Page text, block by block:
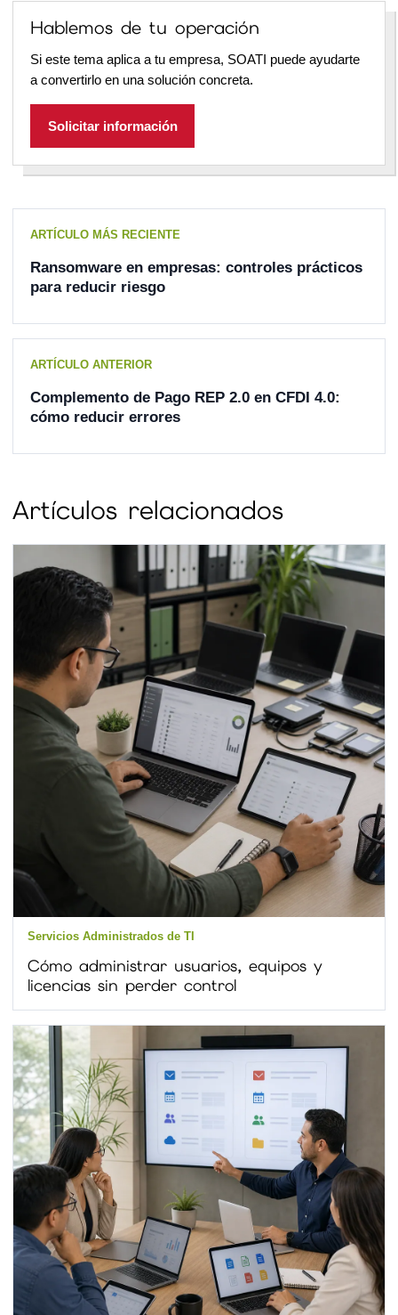
Hablemos de tu operación
Si este tema aplica a tu empresa, SOATI puede ayudarte
a convertirlo en una solución concreta.
Solicitar información
ARTÍCULO MÁS RECIENTE
Ransomware en empresas: controles prácticos
para reducir riesgo
ARTÍCULO ANTERIOR
Complemento de Pago REP 2.0 en CFDI 4.0:
cómo reducir errores
Artículos relacionados
Servicios Administrados de TI
Cómo administrar usuarios, equipos y
licencias sin perder control